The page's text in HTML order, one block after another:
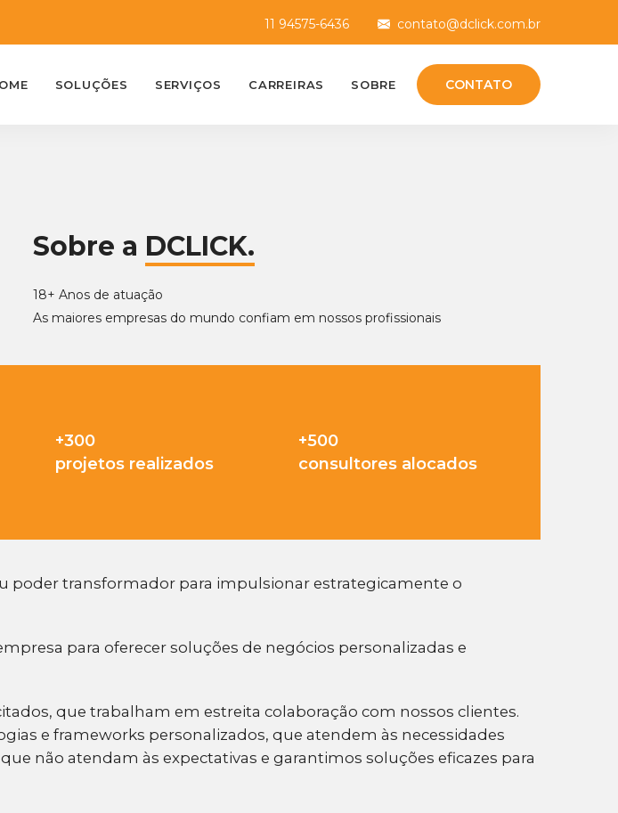
11 94575-6436 contato@dclick.com.br
CONTATO
SOLUÇÕES SERVIÇOS CARREIRAS SOBRE
Sobre a DCLICK.
18+ Anos de atuação
As maiores empresas do mundo confiam em nossos profissionais
+300
projetos realizados
+500
consultores alocados
poder transformador para impulsionar estrategicamente o
para oferecer soluções de negócios personalizadas e
que trabalham em estreita colaboração com nossos clientes.
e frameworks personalizados, que atendem às necessidades
não atendam às expectativas e garantimos soluções eficazes para